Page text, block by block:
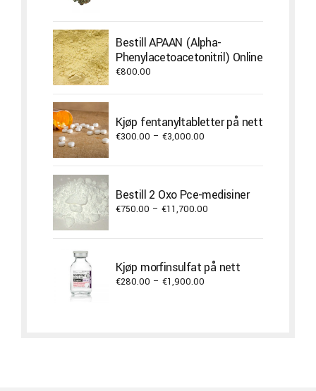
Bestill APAAN (Alpha-
Phenylacetoacetonitril) Online
€800.00
Kjøp fentanyltabletter på nett
€300.00 – €3,000.00
€3,000.00
Bestill 2 Oxo Pce-medisiner
€750.00 – €11,700.00
€11,700.00
Kjøp morfinsulfat på nett
€280.00 – €1,900.00